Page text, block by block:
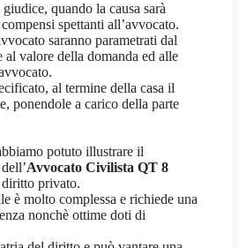
quando la causa sarà
spettanti all’avvocato.
saranno parametrati dal
valore della domanda ed alle
al termine della casa il
ponendole a carico della parte
potuto illustrare il
Avvocato Civilista QT 8
privato.
è molto complessa e richiede una
nonchè ottime doti di